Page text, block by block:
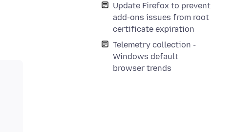
Update Firefox to prevent
add-ons issues from root
certificate expiration
Telemetry collection -
Windows default
browser trends